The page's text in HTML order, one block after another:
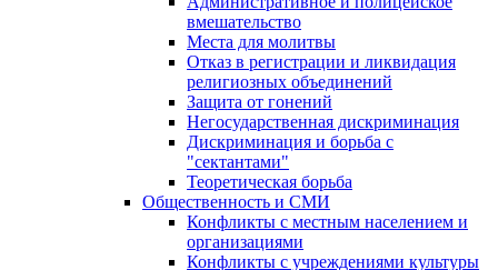
вмешательство
Места для молитвы
Отказ в регистрации и ликвидация
религиозных объединений
Защита от гонений
Негосударственная дискриминация
Дискриминация и борьба с
"сектантами"
Теоретическая борьба
Общественность и СМИ
Конфликты с местным населением и
организациями
Конфликты с учреждениями культуры